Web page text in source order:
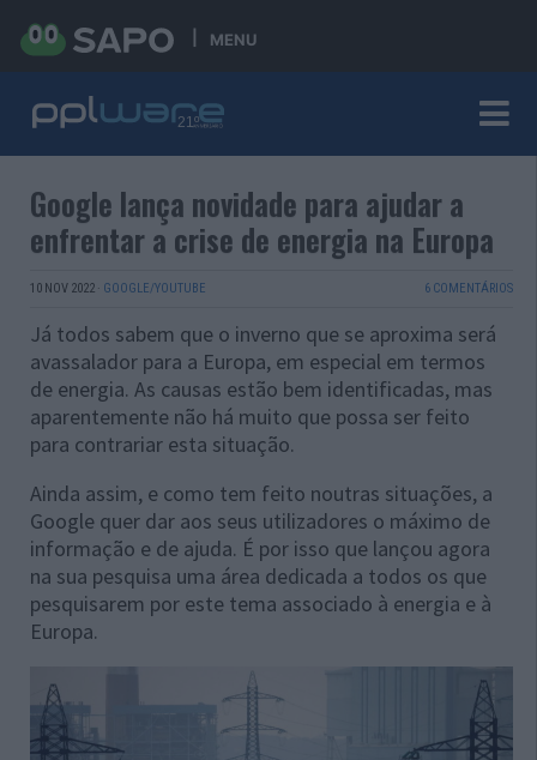
MENU
Google lança novidade para ajudar a
enfrentar a crise de energia na Europa
10 NOV 2022 · GOOGLE/YOUTUBE 6 COMENTÁRIOS
Já todos sabem que o inverno que se aproxima será
avassalador para a Europa, em especial em termos
de energia. As causas estão bem identificadas, mas
aparentemente não há muito que possa ser feito
para contrariar esta situação.
Ainda assim, e como tem feito noutras situações, a
Google quer dar aos seus utilizadores o máximo de
informação e de ajuda. É por isso que lançou agora
na sua pesquisa uma área dedicada a todos os que
pesquisarem por este tema associado à energia e à
Europa.